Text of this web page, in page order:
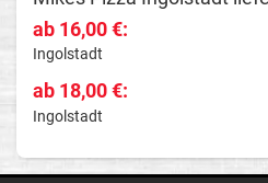
ab 16,00 €:
Ingolstadt
ab 18,00 €:
Ingolstadt